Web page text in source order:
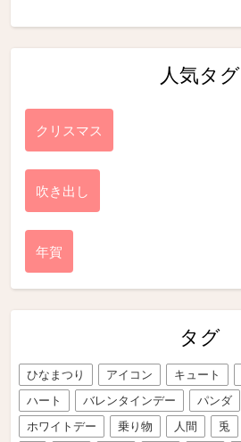
人気タグ
クリスマス
吹き出し
年賀
タグ
ひなまつり アイコン キュート
ハート
バレンタインデー パンダ
ホワイトデー
乗り物 人間 兎